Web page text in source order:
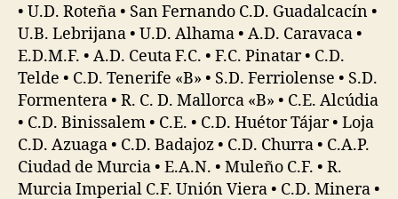
• U.D. Roteña • San Fernando C.D. Guadalcacín •
U.B. Lebrijana • U.D. Alhama • A.D. Caravaca •
E.D.M.F. • A.D. Ceuta F.C. • F.C. Pinatar • C.D.
Telde • C.D. Tenerife «B» • S.D. Ferriolense • S.D.
Formentera • R. C. D. Mallorca «B» • C.E. Alcúdia
• C.D. Binissalem • C.E. • C.D. Huétor Tájar • Loja
C.D. Azuaga • C.D. Badajoz • C.D. Churra • C.A.P.
Ciudad de Murcia • E.A.N. • Muleño C.F. • R.
Murcia Imperial C.F. Unión Viera • C.D. Minera •